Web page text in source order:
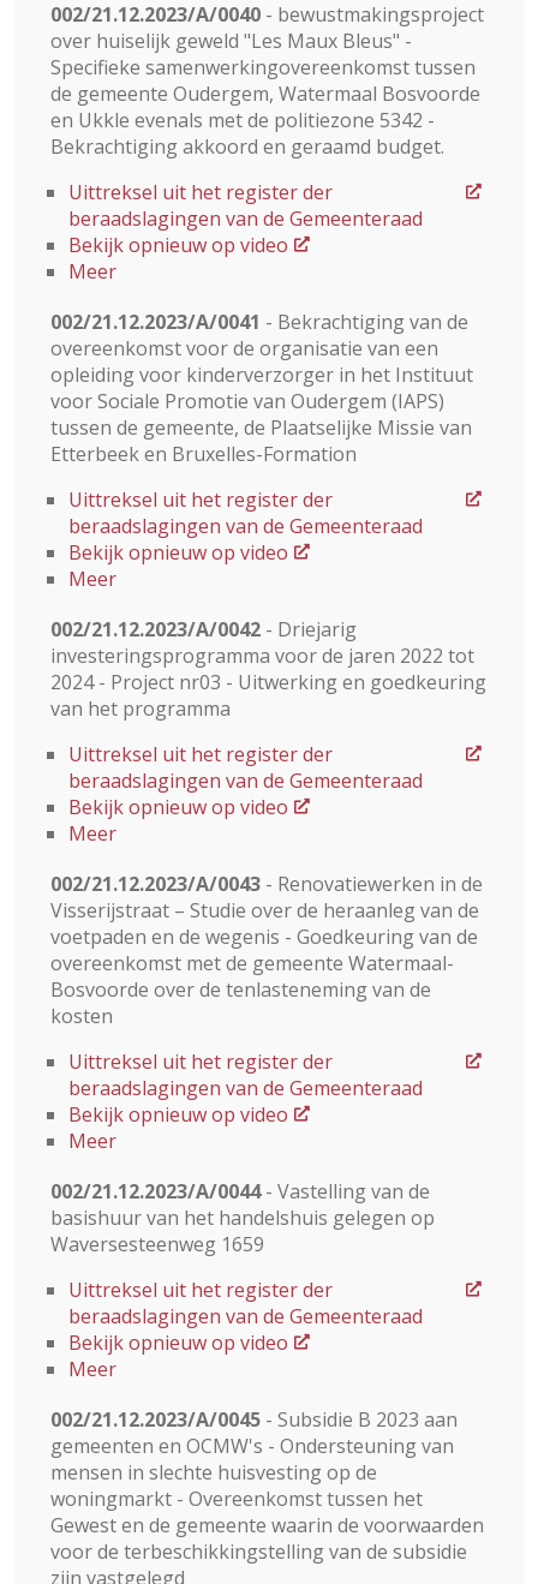
002/21.12.2023/A/0040 - bewustmakingsproject
over huiselijk geweld "Les Maux Bleus" -
Specifieke samenwerkingovereenkomst tussen
de gemeente Oudergem, Watermaal Bosvoorde
en Ukkle evenals met de politiezone 5342 -
Bekrachtiging akkoord en geraamd budget.
Uittreksel uit het register der
beraadslagingen van de Gemeenteraad
Bekijk opnieuw op video
Meer
002/21.12.2023/A/0041 - Bekrachtiging van de
overeenkomst voor de organisatie van een
opleiding voor kinderverzorger in het Instituut
voor Sociale Promotie van Oudergem (IAPS)
tussen de gemeente, de Plaatselijke Missie van
Etterbeek en Bruxelles-Formation
Uittreksel uit het register der
beraadslagingen van de Gemeenteraad
Bekijk opnieuw op video
Meer
002/21.12.2023/A/0042 - Driejarig
investeringsprogramma voor de jaren 2022 tot
2024 - Project nr03 - Uitwerking en goedkeuring
van het programma
Uittreksel uit het register der
beraadslagingen van de Gemeenteraad
Bekijk opnieuw op video
Meer
002/21.12.2023/A/0043 - Renovatiewerken in de
Visserijstraat – Studie over de heraanleg van de
voetpaden en de wegenis - Goedkeuring van de
overeenkomst met de gemeente Watermaal-
Bosvoorde over de tenlasteneming van de
kosten
Uittreksel uit het register der
beraadslagingen van de Gemeenteraad
Bekijk opnieuw op video
Meer
002/21.12.2023/A/0044- Vastelling van de
basishuur van het handelshuis gelegen op
Waversesteenweg 1659
Uittreksel uit het register der
beraadslagingen van de Gemeenteraad
Bekijk opnieuw op video
Meer
002/21.12.2023/A/0045 - Subsidie ​​B 2023 aan
gemeenten en OCMW's - Ondersteuning van
mensen in slechte huisvesting op de
woningmarkt - Overeenkomst tussen het
Gewest en de gemeente waarin de voorwaarden
voor de terbeschikkingstelling van de subsidie
zijn vastgelegd